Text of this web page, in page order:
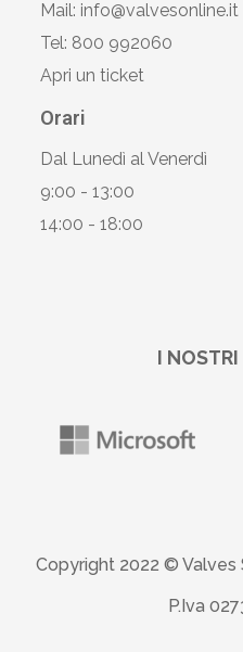
Mail: info@valvesonline.it
Tel: 800 992060
Apri un ticket
Orari
Dal Lunedì al Venerdì
9:00 - 13:00
14:00 - 18:00
I NOSTRI
Copyright 2022 © Valves
P.Iva